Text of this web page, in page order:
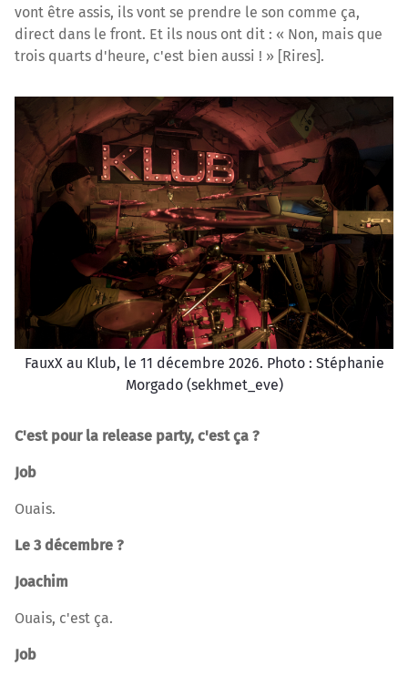
vont être assis, ils vont se prendre le son comme ça,
direct dans le front. Et ils nous ont dit : « Non, mais que
trois quarts d'heure, c'est bien aussi ! » [Rires].
FauxX au Klub, le 11 décembre 2026. Photo : Stéphanie
Morgado (sekhmet_eve)
C'est pour la release party, c'est ça ?
Job
Ouais.
Le 3 décembre ?
Joachim
Ouais, c'est ça.
Job